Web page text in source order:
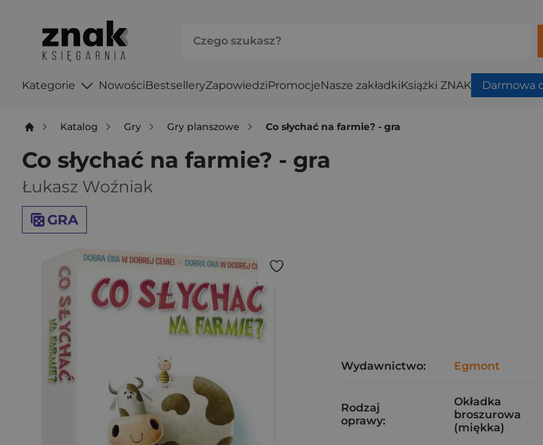
Kategorie NowościBestselleryZapowiedziPromocjeNasze zakładkiKsiążki ZNAK Darmowa
Katalog Gry Gry planszowe Co słychać na farmie? - gra
Co słychać na farmie? - gra
Łukasz Woźniak
GRA
Wydawnictwo: Egmont
Rodzaj
oprawy:
Okładka
broszurowa
(miękka)